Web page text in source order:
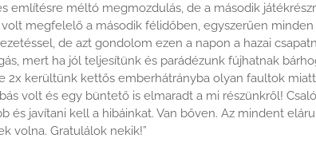
említésre méltó megmozdulás, de a második
megfelelő a második félidőben, egyszerűen
de azt gondolom ezen a napon a hazai
mert ha jól teljesítünk és parádézunk fújhatnak
2x kerültünk kettős emberhátrányba olyan faultok
volt és egy büntető is elmaradt a mi részünkről!
és javítani kell a hibáinkat. Van bőven. Az mindent
volna. Gratulálok nekik!”